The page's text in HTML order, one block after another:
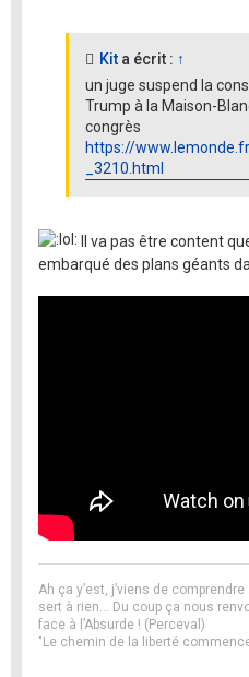
Kit a écrit : ↑
un juge suspend la
Trump à la Maison-
congrès
https://
_3210.html
Il va pas être content
embarqué des plans géants
Ah ça y’est, j’viens de
sert à rien… Du coup ça nous
face à l’Absurde ! (Perceval)
"Le chemin de la liberté